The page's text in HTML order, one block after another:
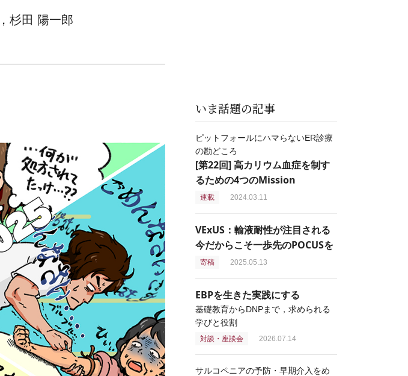
杉田 陽一郎
いま話題の記事
ピットフォールにハマらないER診療
の勘どころ
[第22回] 高カリウム血症を制す
るための4つのMission
連載 2024.03.11
VExUS：輸液耐性が注目される
今だからこそ一歩先のPOCUSを
寄稿 2025.05.13
EBPを生きた実践にする
基礎教育からDNPまで，求められる
学びと役割
対談・座談会 2026.07.14
サルコペニアの予防・早期介入をめ